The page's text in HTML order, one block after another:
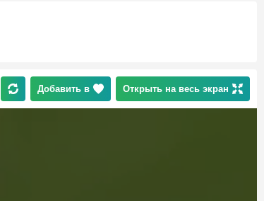
Добавить в Открыть на весь экран